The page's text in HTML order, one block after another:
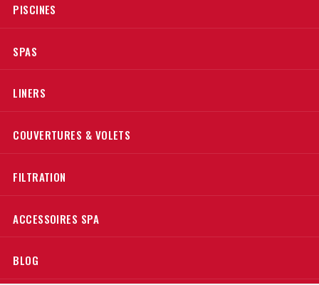
PISCINES
SPAS
LINERS
COUVERTURES & VOLETS
FILTRATION
ACCESSOIRES SPA
BLOG